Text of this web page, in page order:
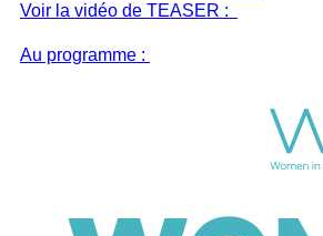
Voir la vidéo de TEASER :
Au programme :